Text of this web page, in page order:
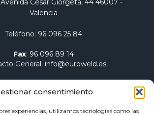
consentimiento
experiencias, utilizamos tecnologías como las
Avenida César Giorgeta, 44 46007 -
Valencia
Teléfono: 96 096 25 84
Fax: 96 096 89 14
General : info@euroweld.es